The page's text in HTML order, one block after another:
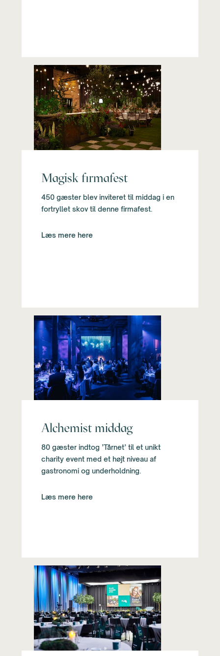
Magisk firmafest
450 gæster blev inviteret til middag i en
fortryllet skov til denne firmafest.
Læs mere here
Alchemist middag
80 gæster indtog ’Tårnet’ til et unikt
charity event med et højt niveau af
gastronomi og underholdning.
Læs mere here